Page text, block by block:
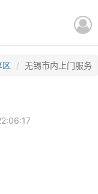
区 无锡市内上门服务